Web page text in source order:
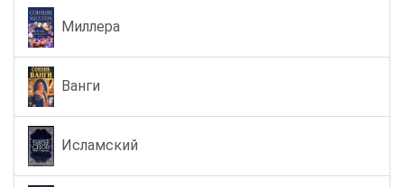
Миллера
Ванги
Исламский